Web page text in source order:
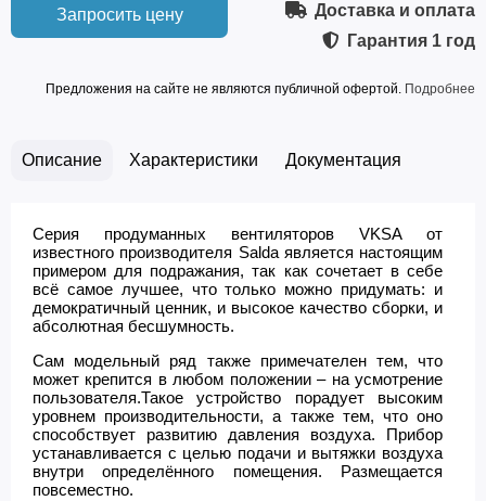
Запросить цену
Доставка и оплата
Гарантия 1 год
Предложения на сайте не являются публичной офертой. Подробнее
Описание Характеристики Документация
Серия продуманных вентиляторов VKSA от
известного производителя Salda является настоящим
примером для подражания, так как сочетает в себе
всё самое лучшее, что только можно придумать: и
демократичный ценник, и высокое качество сборки, и
абсолютная бесшумность.
Сам модельный ряд также примечателен тем, что
может крепится в любом положении – на усмотрение
пользователя.Такое устройство порадует высоким
уровнем производительности, а также тем, что оно
способствует развитию давления воздуха. Прибор
устанавливается с целью подачи и вытяжки воздуха
внутри определённого помещения. Размещается
повсеместно.